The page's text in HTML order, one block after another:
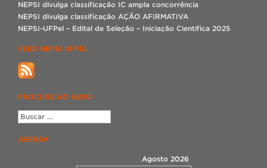
NEPSI divulga classificação IC ampla concorrência
NEPSI divulga classificação AÇÃO AFIRMATIVA
NEPSI-UFPel – Edital de Seleção – Iniciação Científica 2025
FEED NEPSI UFPEL
PROCURE NO NEPSI
AGENDA
Agosto 2026